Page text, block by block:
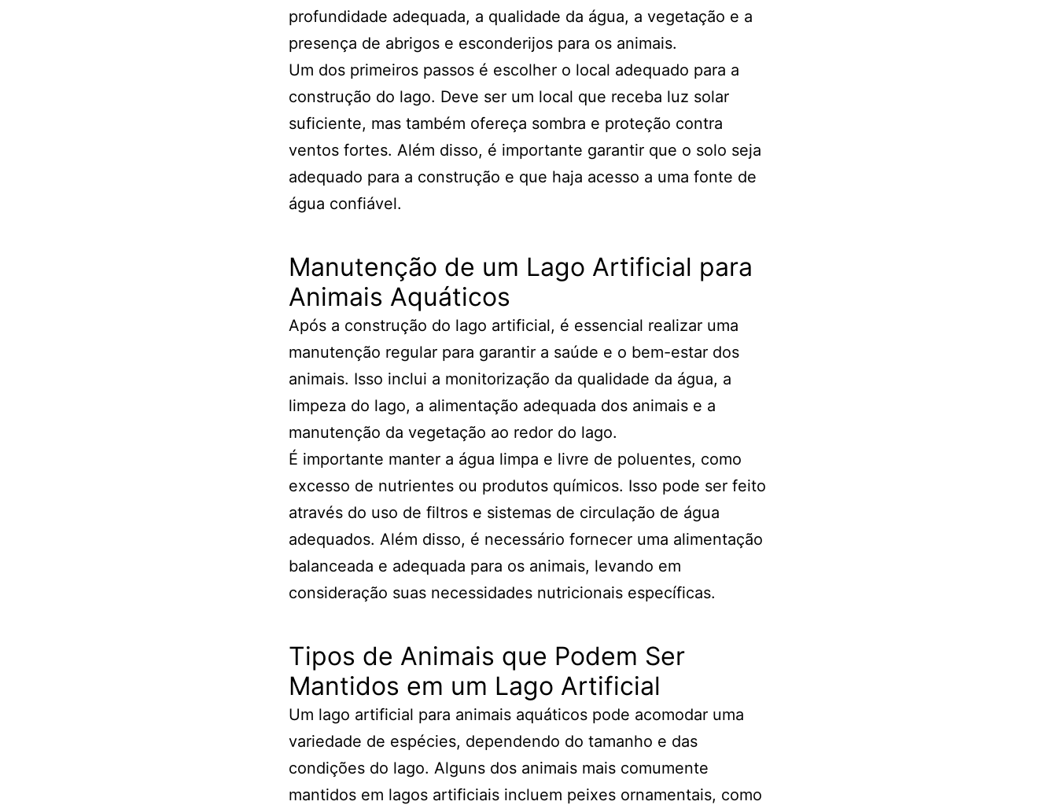
profundidade adequada, a qualidade da água, a vegetação e a
presença de abrigos e esconderijos para os animais.
Um dos primeiros passos é escolher o local adequado para a
construção do lago. Deve ser um local que receba luz solar
suficiente, mas também ofereça sombra e proteção contra
ventos fortes. Além disso, é importante garantir que o solo seja
adequado para a construção e que haja acesso a uma fonte de
água confiável.
Manutenção de um Lago Artificial para
Animais Aquáticos
Após a construção do lago artificial, é essencial realizar uma
manutenção regular para garantir a saúde e o bem-estar dos
animais. Isso inclui a monitorização da qualidade da água, a
limpeza do lago, a alimentação adequada dos animais e a
manutenção da vegetação ao redor do lago.
É importante manter a água limpa e livre de poluentes, como
excesso de nutrientes ou produtos químicos. Isso pode ser feito
através do uso de filtros e sistemas de circulação de água
adequados. Além disso, é necessário fornecer uma alimentação
balanceada e adequada para os animais, levando em
consideração suas necessidades nutricionais específicas.
Tipos de Animais que Podem Ser
Mantidos em um Lago Artificial
Um lago artificial para animais aquáticos pode acomodar uma
variedade de espécies, dependendo do tamanho e das
condições do lago. Alguns dos animais mais comumente
mantidos em lagos artificiais incluem peixes ornamentais, como